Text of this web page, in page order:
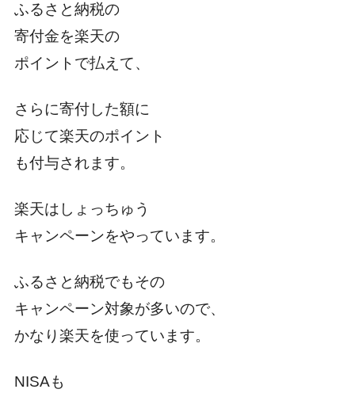
ふるさと納税の
寄付金を楽天の
ポイントで払えて、
さらに寄付した額に
応じて楽天のポイント
も付与されます。
楽天はしょっちゅう
キャンペーンをやっています。
ふるさと納税でもその
キャンペーン対象が多いので、
かなり楽天を使っています。
NISAも